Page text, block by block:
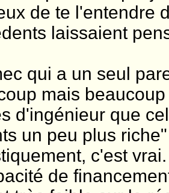
de te l'entendre
laissaient
qui a un seul
mais
d'ingénieur que
un peu plus riche"
c'est
de